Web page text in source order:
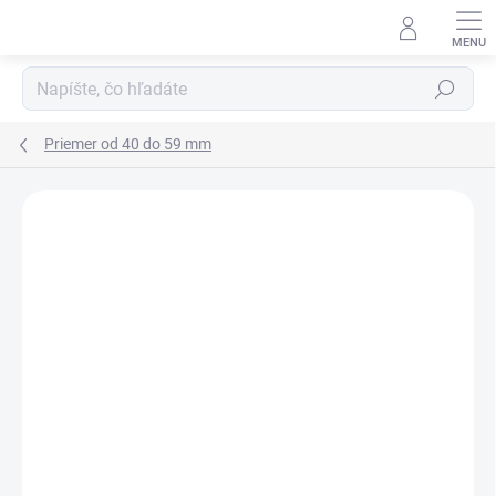
Hľadať
Priemer od 40 do 59 mm